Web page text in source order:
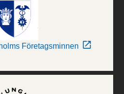
Företagsminnen